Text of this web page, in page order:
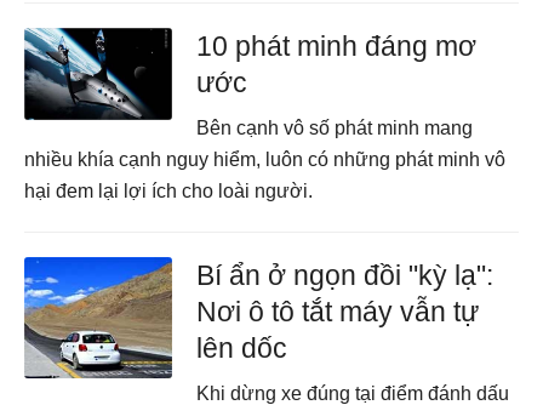
10 phát minh đáng mơ
ước
Bên cạnh vô số phát minh mang
nhiều khía cạnh nguy hiểm, luôn có những phát minh vô
hại đem lại lợi ích cho loài người.
Bí ẩn ở ngọn đồi "kỳ lạ":
Nơi ô tô tắt máy vẫn tự
lên dốc
Khi dừng xe đúng tại điểm đánh dấu